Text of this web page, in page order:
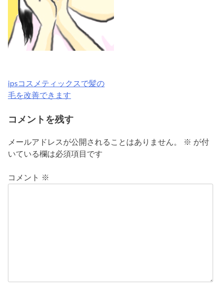
投
ナ
ビ
ゲ
ー
ipsコスメティックスで髪の
毛を改善できます
コメントを残す
メールアドレスが公開されることはありません。 ※ が付
いている欄は必須項目です
コメント ※